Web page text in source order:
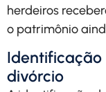
herdeiros
o patrimônio
Identificação
divórcio